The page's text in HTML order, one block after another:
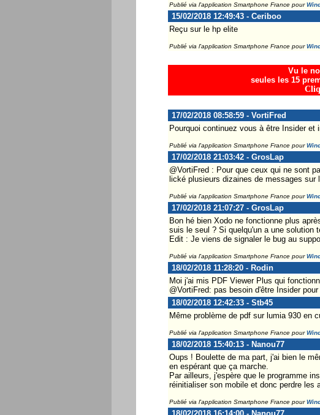
Publié via l'application Smartphone France pour
15/02/2018 12:49:43 - Ceriboo
Reçu sur le hp elite
Publié via l'application Smartphone France pour
Vu le
seules les 15
17/02/2018 08:58:59 - VortiFred
Pourquoi continuez vous à être Insider
Publié via l'application Smartphone France pour
17/02/2018 21:03:42 - GrosLap
@VortiFred : Pour que ceux qui ne sont
lické plusieurs dizaines de messages sur
Publié via l'application Smartphone France pour
17/02/2018 21:07:27 - GrosLap
Bon hé bien Xodo ne fonctionne plus
suis le seul ? Si quelqu'un a une solution
Edit : Je viens de signaler le bug au
Publié via l'application Smartphone France pour
18/02/2018 11:28:20 - Rodin
Moi j'ai mis PDF Viewer Plus qui
@VortiFred: pas besoin d'être Insider
18/02/2018 12:42:33 - Stb45
Même problème de pdf sur lumia 930 en
Publié via l'application Smartphone France pour
18/02/2018 15:40:13 - Nanou77
Oups ! Boulette de ma part, j'ai bien le
en espérant que ça marche.
Par ailleurs, j'espère que le programme
réinitialiser son mobile et donc perdre les
Publié via l'application Smartphone France pour